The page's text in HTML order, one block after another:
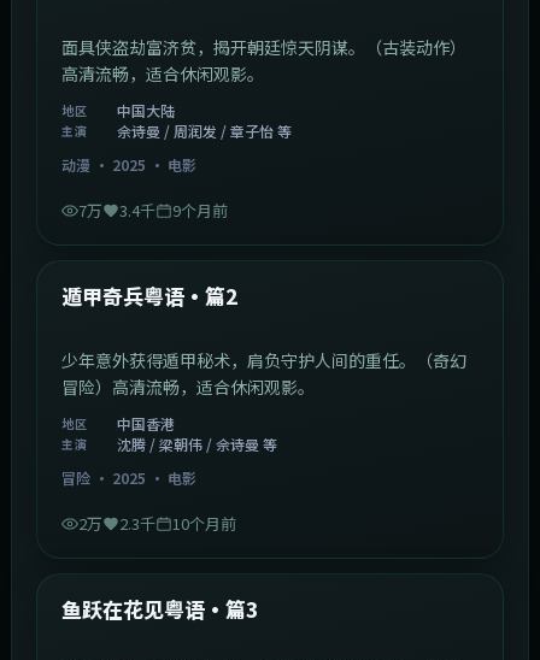
面具侠盗劫富济贫，揭开朝廷惊天阴谋。（古装动作）
高清流畅，适合休闲观影。
地区 中国大陆
主演
佘诗曼 / 周润发 / 章子怡 等
动漫 · 2025 · 电影
7万 3.4千 9个月前
最新
遁甲奇兵粤语·篇2
少年意外获得遁甲秘术，肩负守护人间的重任。（奇幻
冒险）高清流畅，适合休闲观影。
地区 中国香港
主演
沈腾 / 梁朝伟 / 佘诗曼 等
冒险· 2025 · 电影
2万 2.3千 10个月前
最新
鱼跃在花见粤语·篇3